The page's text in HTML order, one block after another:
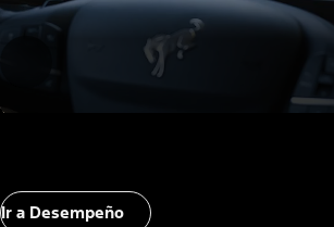
Ir a Desempeño